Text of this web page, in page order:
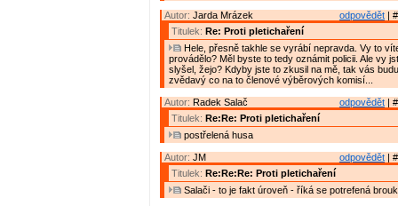
odpovědět |
Autor: Jarda Mrázek
Titulek: Re: Proti pletichaření
Hele, přesně takhle se vyrábí nepravda. Vy to
provádělo? Měl byste to tedy oznámit policii. Ale vy
slyšel, žejo? Kdyby jste to zkusil na mě, tak vás
zvědavý co na to členové výběrových komisí...
odpovědět |
Autor: Radek Salač
Titulek: Re:Re: Proti pletichaření
postřelená husa
odpovědět |
Autor: JM
Titulek: Re:Re:Re: Proti pletichaření
Salači - to je fakt úroveň - říká se potrefená